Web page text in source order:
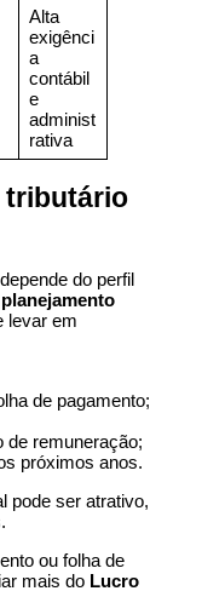
Alta
exigênci
a
contábil
e
administ
rativa
tributário
do perfil
planejamento
levar em
de pagamento;
de remuneração;
próximos anos.
pode ser atrativo,
ou folha de
mais do Lucro